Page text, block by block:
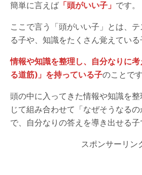
簡単に言えば 「頭がいい子」 です。
ここで言う「頭がいい子」とは、
る子や、知識をたくさん覚えている
情報や知識を整理し、自分なりに
る道筋)」を持っている子のことです
頭の中に入ってきた情報や知識を
じて組み合わせて「なぜそうなる
で、自分なりの答えを導き出せる子
スポンサーリン